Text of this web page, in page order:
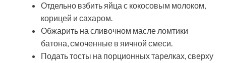
Отдельно взбить яйца с кокосовым молоком,
корицей и сахаром.
Обжарить на сливочном масле ломтики
батона, смоченные в яичной смеси.
Подать тосты на порционных тарелках, сверху